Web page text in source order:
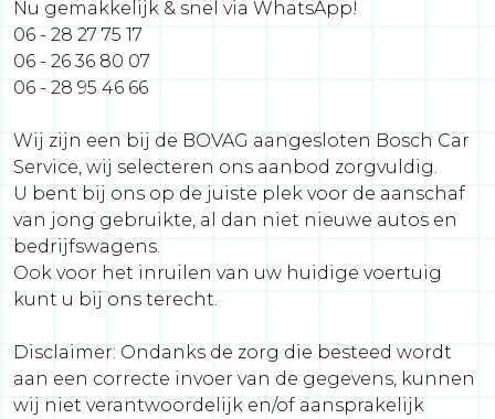
Nu gemakkelijk & snel via WhatsApp!
06 - 28 27 75 17
06 - 26 36 80 07
06 - 28 95 46 66
Wij zijn een bij de BOVAG aangesloten Bosch Car
Service, wij selecteren ons aanbod zorgvuldig.
U bent bij ons op de juiste plek voor de aanschaf
van jong gebruikte, al dan niet nieuwe autos en
bedrijfswagens.
Ook voor het inruilen van uw huidige voertuig
kunt u bij ons terecht.
Disclaimer: Ondanks de zorg die besteed wordt
aan een correcte invoer van de gegevens, kunnen
wij niet verantwoordelijk en/of aansprakelijk